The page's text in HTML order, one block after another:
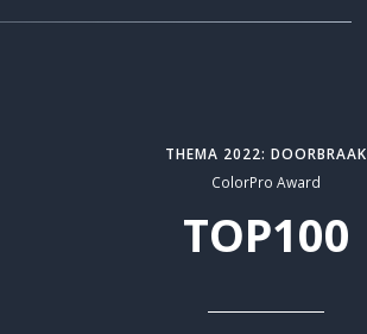
THEMA 2022: DOORBRAAK
ColorPro Award
TOP100